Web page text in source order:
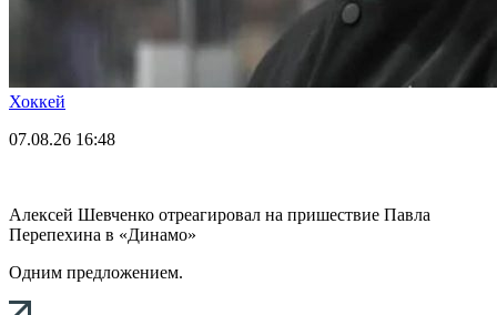
Хоккей
07.08.26 16:48
Алексей Шевченко отреагировал на пришествие Павла
Перепехина в «Динамо»
Одним предложением.